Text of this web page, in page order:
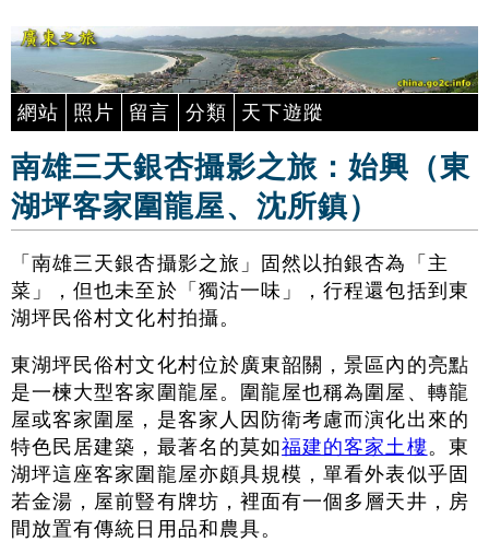
網站 照片 留言 分類 天下遊蹤
南雄三天銀杏攝影之旅：始興（東
湖坪客家圍龍屋、沈所鎮）
「南雄三天銀杏攝影之旅」固然以拍銀杏為「主
菜」，但也未至於「獨沽一味」，行程還包括到東
湖坪民俗村文化村拍攝。
東湖坪民俗村文化村位於廣東韶關，景區內的亮點
是一楝大型客家圍龍屋。圍龍屋也稱為圍屋、轉龍
屋或客家圍屋，是客家人因防衛考慮而演化出來的
特色民居建築，最著名的莫如福建的客家土樓。東
湖坪這座客家圍龍屋亦頗具規模，單看外表似乎固
若金湯，屋前豎有牌坊，裡面有一個多層天井，房
間放置有傳統日用品和農具。